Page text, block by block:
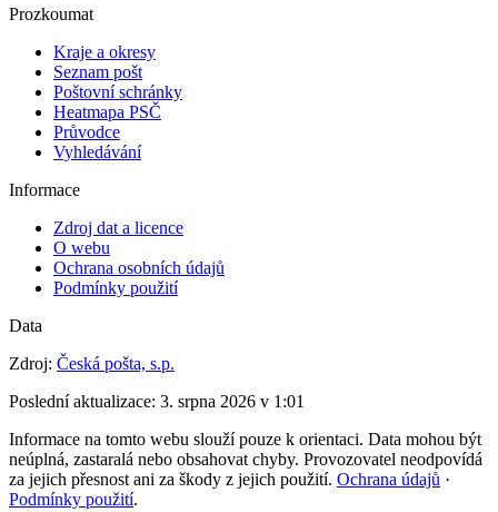
Prozkoumat
Kraje a okresy
Seznam pošt
Poštovní schránky
Heatmapa PSČ
Průvodce
Vyhledávání
Informace
Zdroj dat a licence
O webu
Ochrana osobních údajů
Podmínky použití
Data
Zdroj: Česká pošta, s.p.
Poslední aktualizace: 3. srpna 2026 v 1:01
Informace na tomto webu slouží pouze k orientaci. Data mohou být
neúplná, zastaralá nebo obsahovat chyby. Provozovatel neodpovídá
za jejich přesnost ani za škody z jejich použití. Ochrana údajů ·
Podmínky použití.